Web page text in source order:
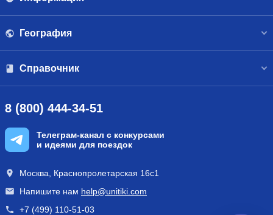
География
Справочник
8 (800) 444-34-51
Телеграм-канал с конкурсами
и идеями для поездок
Москва, Краснопролетарская 16с1
Напишите нам help@unitiki.com
+7 (499) 110-51-03